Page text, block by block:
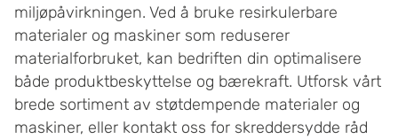
miljøpåvirkningen. Ved å bruke resirkulerbare
materialer og maskiner som reduserer
materialforbruket, kan bedriften din optimalisere
både produktbeskyttelse og bærekraft. Utforsk vårt
brede sortiment av støtdempende materialer og
maskiner, eller kontakt oss for skreddersydde råd